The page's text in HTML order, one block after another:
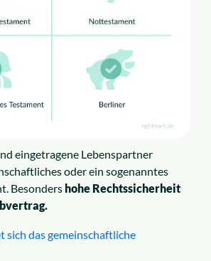
eingetragene Lebenspartner
oder ein sogenanntes
Besonders hohe Rechtssicherheit
sich das gemeinschaftliche